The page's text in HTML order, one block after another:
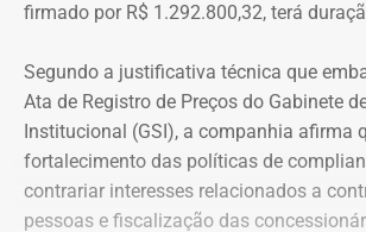
Entre janeiro de 2022 e 14 de julho de
estadual registrou R$ 84,13 milhões em
relacionados a diárias. Desse total, R$
foram contabilizados como
país e R$ 14,68 milhões como viagens
O aumento dos gastos acompanha o
firmado por R$ 1.292.800,32, terá
Segundo a justificativa técnica que
Ata de Registro de Preços do Gabinete
Institucional (GSI), a companhia afirma
fortalecimento das políticas de
contrariar interesses relacionados a
pessoas e fiscalização das